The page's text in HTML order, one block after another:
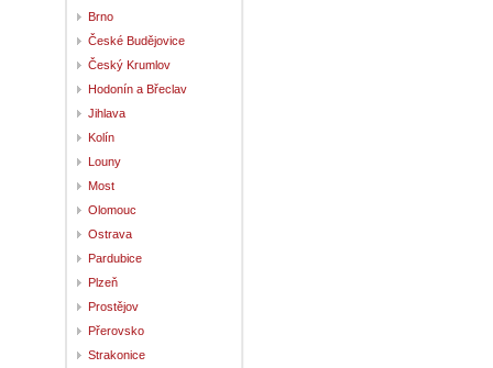
Brno
České Budějovice
Český Krumlov
Hodonín a Břeclav
Jihlava
Kolín
Louny
Most
Olomouc
Ostrava
Pardubice
Plzeň
Prostějov
Přerovsko
Strakonice